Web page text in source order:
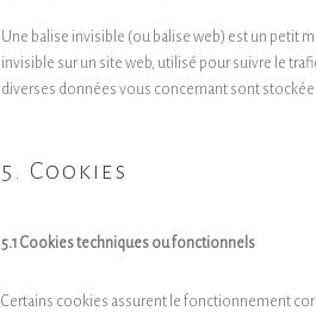
Une balise invisible (ou balise web) est un petit
invisible sur un site web, utilisé pour suivre le
diverses données vous concernant sont
5. Cookies
5.1 Cookies techniques ou fonctionnels
Certains cookies assurent le fonctionnement